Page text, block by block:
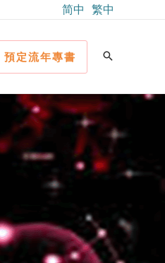
简中 繁中
預定流年專書